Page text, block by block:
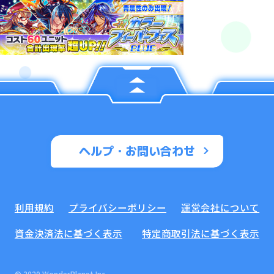
ヘルプ・お問い合わせ
利用規約 プライバシーポリシー
運営会社について
資金決済法に基づく表示
特定商取引法に基づく表示